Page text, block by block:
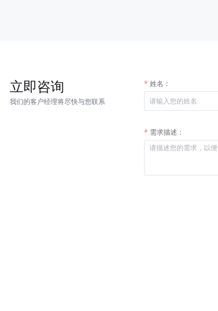
立即咨询
我们的客户经理将尽快与您联系
姓名：
需求描述：